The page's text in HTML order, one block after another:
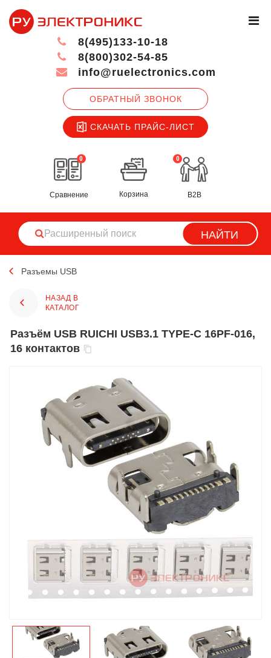
ОБРАТНЫЙ ЗВОНОК
СКАЧАТЬ ПРАЙС-ЛИСТ
8(495)133-10-18
8(800)302-54-85
info@ruelectronics.com
0
Сравнение
0
Корзина B2B
НАЙТИ
Разъемы USB
НАЗАД В
КАТАЛОГ
Разъём USB RUICHI USB3.1 TYPE-C 16PF-016,
16 контактов